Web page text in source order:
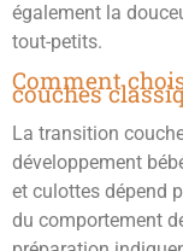
également la
tout-petits.
Comment
couches
La transition
développement
et culottes dépend
du comportement